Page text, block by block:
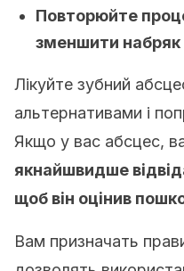
Повторюйте
зменшити набряк
Лікуйте зубний
альтернативами і
Якщо у вас абсцес,
якнайшвидше
щоб він оцінив
Вам призначать